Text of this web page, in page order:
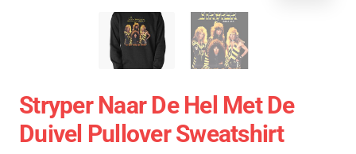
Stryper Naar De Hel Met De
Duivel Pullover Sweatshirt